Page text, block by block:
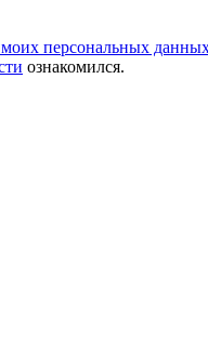
моих персональных
ознакомился.